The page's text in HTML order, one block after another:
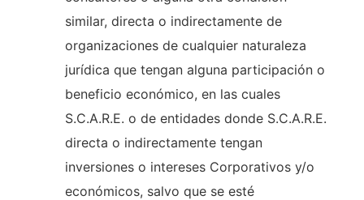
similar, directa o indirectamente de
organizaciones de cualquier naturaleza
jurídica que tengan alguna participación o
beneficio económico, en las cuales
S.C.A.R.E. o de entidades donde S.C.A.R.E.
directa o indirectamente tengan
inversiones o intereses Corporativos y/o
económicos, salvo que se esté